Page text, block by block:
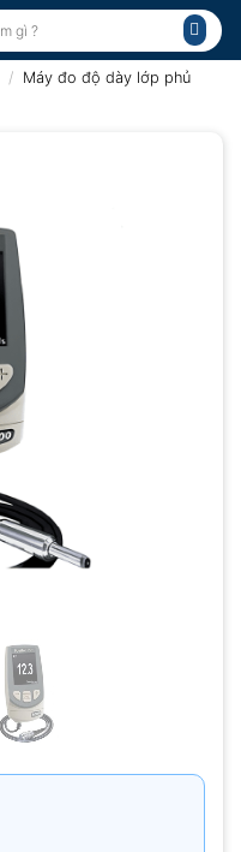
/ Máy đo độ dày lớp phủ